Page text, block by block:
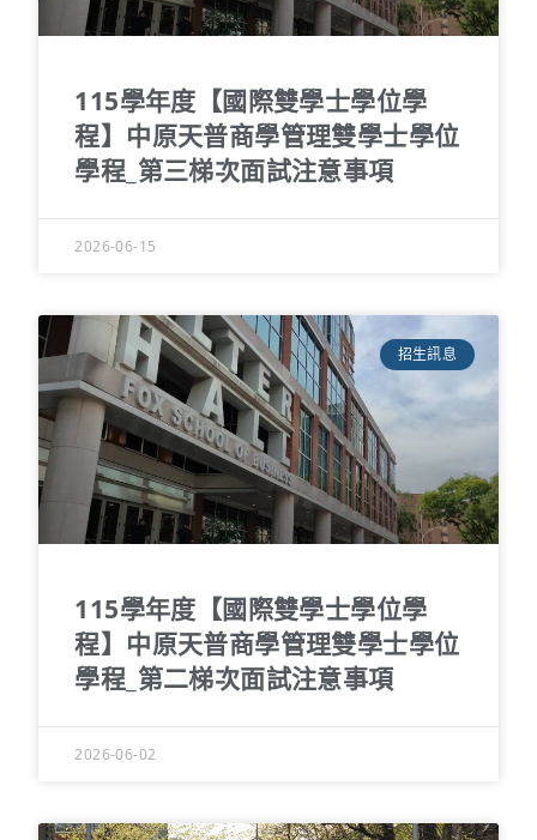
115學年度【國際雙學士學位學
程】中原天普商學管理雙學士學位
學程_第三梯次面試注意事項
2026-06-15
招生訊息
115學年度【國際雙學士學位學
程】中原天普商學管理雙學士學位
學程_第二梯次面試注意事項
2026-06-02